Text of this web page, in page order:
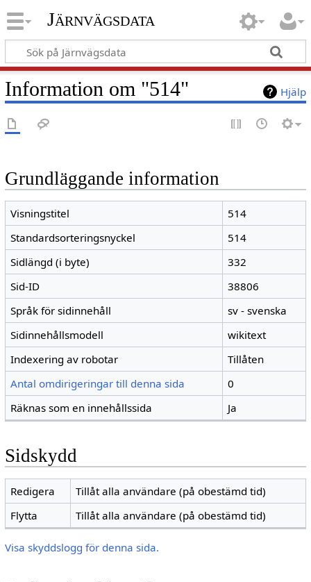
Järnvägsdata
Hjälp
Information om "514"
Grundläggande information
Visningstitel
514
Standardsorteringsnyckel
514
Sidlängd (i byte)
332
Sid-ID
38806
Språk för sidinnehåll
sv - svenska
Sidinnehållsmodell
wikitext
Indexering av robotar
Tillåten
Antal omdirigeringar till denna sida
0
Räknas som en innehållssida
Ja
Sidskydd
Redigera
Tillåt alla användare (på obestämd tid)
Flytta
Tillåt alla användare (på obestämd tid)
Visa skyddslogg för denna sida.